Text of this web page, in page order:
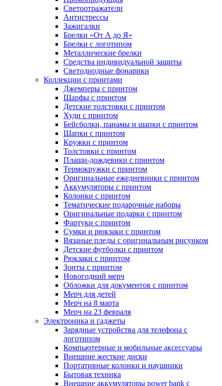
Светоотражатели
Антистрессы
Зажигалки
Брелки «От А до Я»
Брелки с логотипом
Металлические брелки
Средства индивидуальной защиты
Светодиодные фонарики
Коллекции с принтами
Джемперы с принтом
Шарфы с принтом
Детские толстовки с принтом
Худи с принтом
Бейсболки, панамы и шапки с принтом
Шапки с принтом
Кружки с принтом
Толстовки с принтом
Плащи-дождевики с принтом
Термокружки с принтом
Оригинальные ежедневники с принтом
Аккумуляторы с принтом
Колонки с принтом
Тематические подарочные наборы
Оригинальные подарки с принтом
Фартуки с принтом
Сумки и рюкзаки с принтом
Вязаные пледы с оригинальным рисунком
Детские футболки с принтом
Рюкзаки с принтом
Зонты с принтом
Новогодний мерч
Обложки для документов с принтом
Мерч для детей
Мерч на 8 марта
Мерч на 23 февраля
Электроника и гаджеты
Зарядные устройства для телефона с
логотипом
Компьютерные и мобильные аксессуары
Внешние жесткие диски
Портативные колонки и наушники
Бытовая техника
Внешние аккумуляторы power bank с